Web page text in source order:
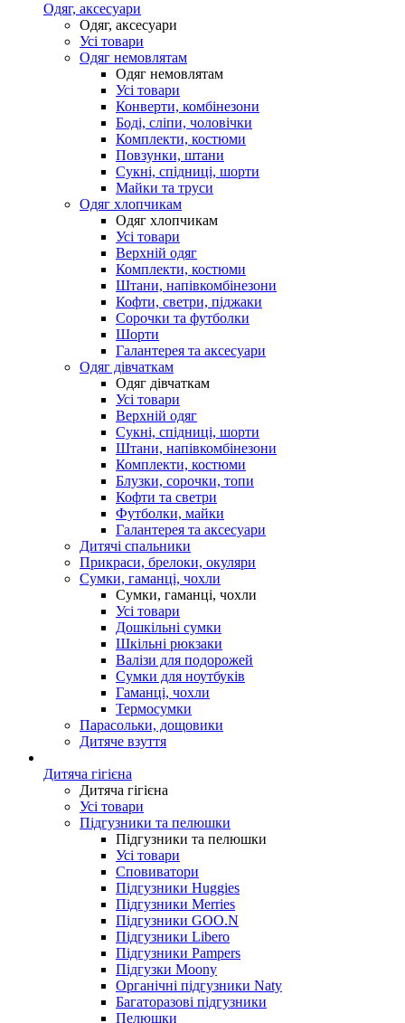
Одяг, аксесуари
Одяг, аксесуари
Усі товари
Одяг немовлятам
Одяг немовлятам
Усі товари
Конверти, комбінезони
Боді, сліпи, чоловічки
Комплекти, костюми
Повзунки, штани
Сукні, спідниці, шорти
Майки та труси
Одяг хлопчикам
Одяг хлопчикам
Усі товари
Верхній одяг
Комплекти, костюми
Штани, напівкомбінезони
Кофти, светри, піджаки
Сорочки та футболки
Шорти
Галантерея та аксесуари
Одяг дівчаткам
Одяг дівчаткам
Усі товари
Верхній одяг
Сукні, спідниці, шорти
Штани, напівкомбінезони
Комплекти, костюми
Блузки, сорочки, топи
Кофти та светри
Футболки, майки
Галантерея та аксесуари
Дитячі спальники
Прикраси, брелоки, окуляри
Сумки, гаманці, чохли
Сумки, гаманці, чохли
Усі товари
Дошкільні сумки
Шкільні рюкзаки
Валізи для подорожей
Сумки для ноутбуків
Гаманці, чохли
Термосумки
Парасольки, дощовики
Дитяче взуття
Дитяча гігієна
Дитяча гігієна
Усі товари
Підгузники та пелюшки
Підгузники та пелюшки
Усі товари
Сповиватори
Підгузники Huggies
Підгузники Merries
Підгузники GOO.N
Підгузники Libero
Підгузники Pampers
Підгузки Moony
Органічні підгузники Naty
Багаторазові підгузники
Пелюшки